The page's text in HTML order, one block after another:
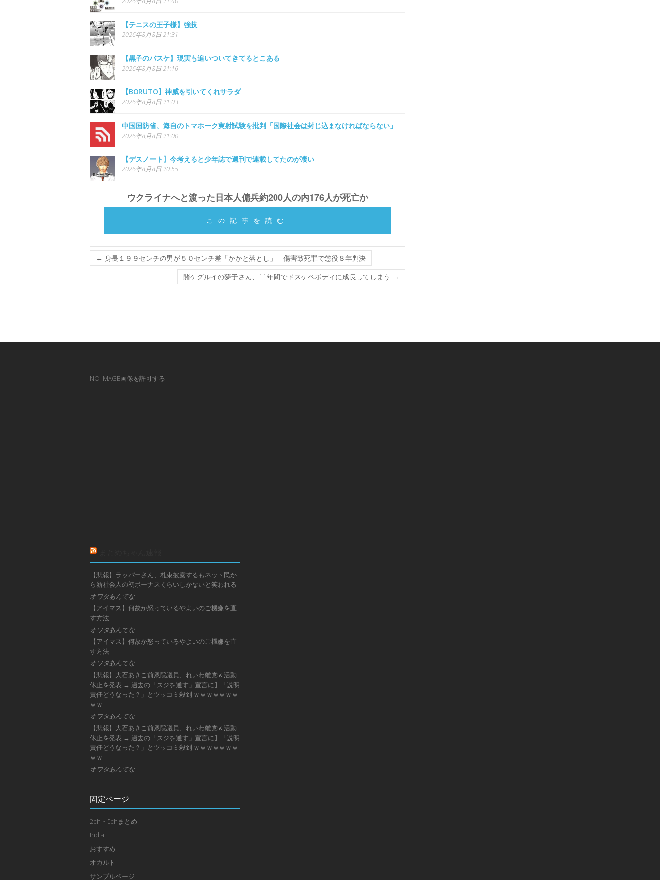
【テニスの王子様】強技
2026年8月8日 21:31
【黒子のバスケ】現実も追いついてきてるとこある
2026年8月8日 21:16
【BORUTO】神威を引いてくれサラダ
2026年8月8日 21:03
中国国防省、海自のトマホーク実射試験を批判「国際社会は封じ込まなければならない」
2026年8月8日 21:00
【デスノート】今考えると少年誌で週刊で連載してたのが凄い
2026年8月8日 20:55
ウクライナへと渡った日本人傭兵約200人の内176人が死亡か
この記事を読む
← 身長１９９センチの男が５０センチ差「かかと落とし」 傷害致死罪で懲役８年判決
賭ケグルイの夢子さん、11年間でドスケベボディに成長してしまう →
NO IMAGE画像を許可する
【悲報】ラッパーさん、札束披露するもネット民か
ら新社会人の初ボーナスくらいしかないと笑われる
オワタあんてな
【アイマス】何故か怒っているやよいのご機嫌を直
す方法
オワタあんてな
【アイマス】何故か怒っているやよいのご機嫌を直
す方法
オワタあんてな
【悲報】大石あきこ前衆院議員、れいわ離党＆活動
休止を発表 → 過去の「スジを通す」宣言に】「説明
責任どうなった？」とツッコミ殺到 ｗｗｗｗｗｗｗ
ｗｗ
オワタあんてな
【悲報】大石あきこ前衆院議員、れいわ離党＆活動
休止を発表 → 過去の「スジを通す」宣言に】「説明
責任どうなった？」とツッコミ殺到 ｗｗｗｗｗｗｗ
ｗｗ
オワタあんてな
固定ページ
2ch・5chまとめ
India
おすすめ
オカルト
サンプルページ